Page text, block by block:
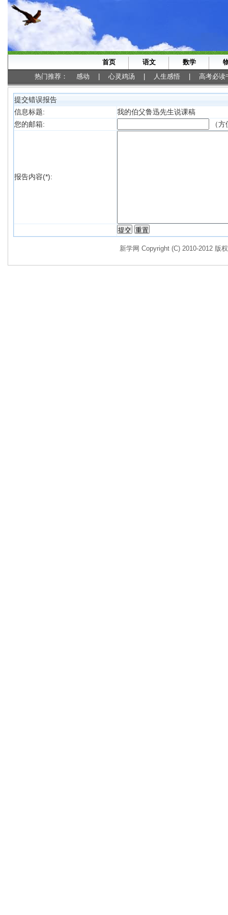
首页 语文 数学
热门推荐： 感动 心灵鸡汤 人生感悟 高考必读
提交错误报告
信息标题:
我的伯父鲁迅先生说课稿
您的邮箱:
（
报告内容(*):
新学网 Copyright (C) 2010-2012 版